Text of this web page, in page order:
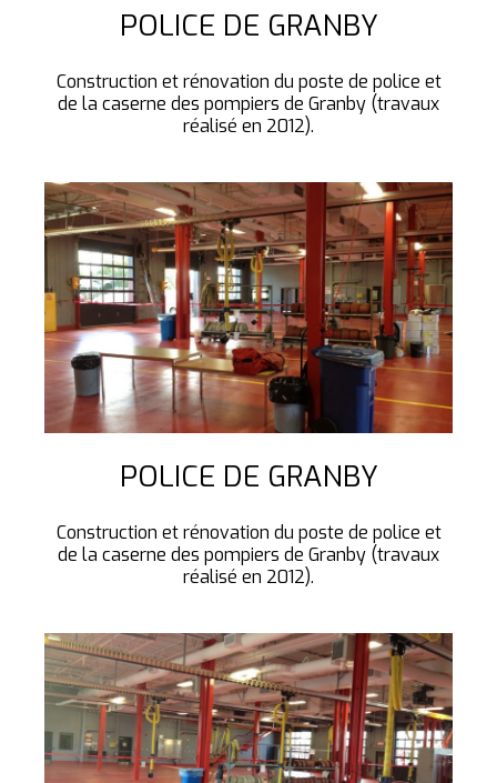
POLICE DE GRANBY
Construction et rénovation du poste de police et
de la caserne des pompiers de Granby (travaux
réalisé en 2012).
POLICE DE GRANBY
Construction et rénovation du poste de police et
de la caserne des pompiers de Granby (travaux
réalisé en 2012).